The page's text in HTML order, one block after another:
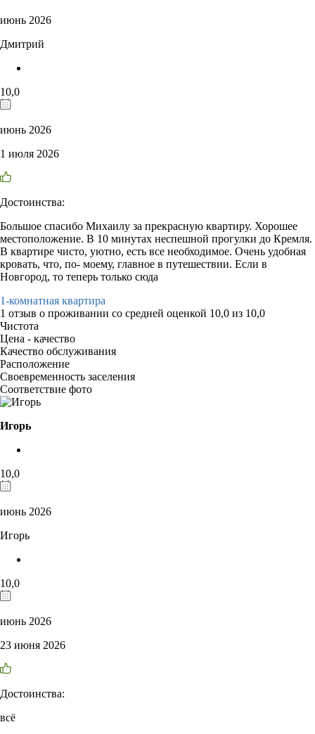
июнь 2026
Дмитрий
10,0
июнь 2026
1 июля 2026
Достоинства:
Большое спасибо Михаилу за прекрасную квартиру. Хорошее
местоположение. В 10 минутах неспешной прогулки до Кремля.
В квартире чисто, уютно, есть все необходимое. Очень удобная
кровать, что, по- моему, главное в путешествии. Если в
Новгород, то теперь только сюда
1-комнатная квартира
1 отзыв о проживании со средней оценкой 10,0 из 10,0
Чистота
Цена - качество
Качество обслуживания
Расположение
Своевременность заселения
Соответствие фото
Игорь
10,0
июнь 2026
Игорь
10,0
июнь 2026
23 июня 2026
Достоинства:
всё